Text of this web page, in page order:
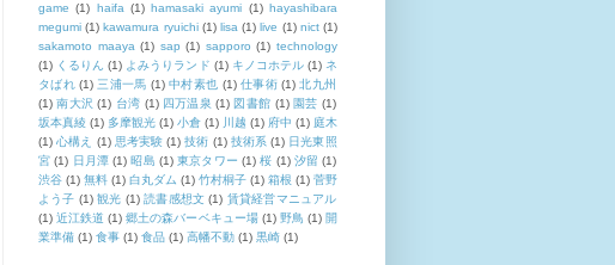
game (1) haifa (1) hamasaki ayumi (1) hayashibara
megumi (1) kawamura ryuichi (1) lisa (1) live (1) nict (1)
sakamoto maaya (1) sap (1) sapporo (1) technology
(1) くるりん (1) よみうりランド (1) キノコホテル (1) ネ
タばれ (1) 三浦一馬 (1) 中村素也 (1) 仕事術 (1) 北九州
(1) 南大沢 (1) 台湾 (1) 四万温泉 (1) 図書館 (1) 園芸 (1)
坂本真綾 (1) 多摩観光 (1) 小倉 (1) 川越 (1) 府中 (1) 庭木
(1) 心構え (1) 思考実験 (1) 技術 (1) 技術系 (1) 日光東照
宮 (1) 日月潭 (1) 昭島 (1) 東京タワー (1) 桜 (1) 汐留 (1)
渋谷 (1) 無料 (1) 白丸ダム (1) 竹村桐子 (1) 箱根 (1) 菅野
よう子 (1) 観光 (1) 読書感想文 (1) 賃貸経営マニュアル
(1) 近江鉄道 (1) 郷土の森バーベキュー場 (1) 野鳥 (1) 開
業準備 (1) 食事 (1) 食品 (1) 高幡不動 (1) 黒崎 (1)